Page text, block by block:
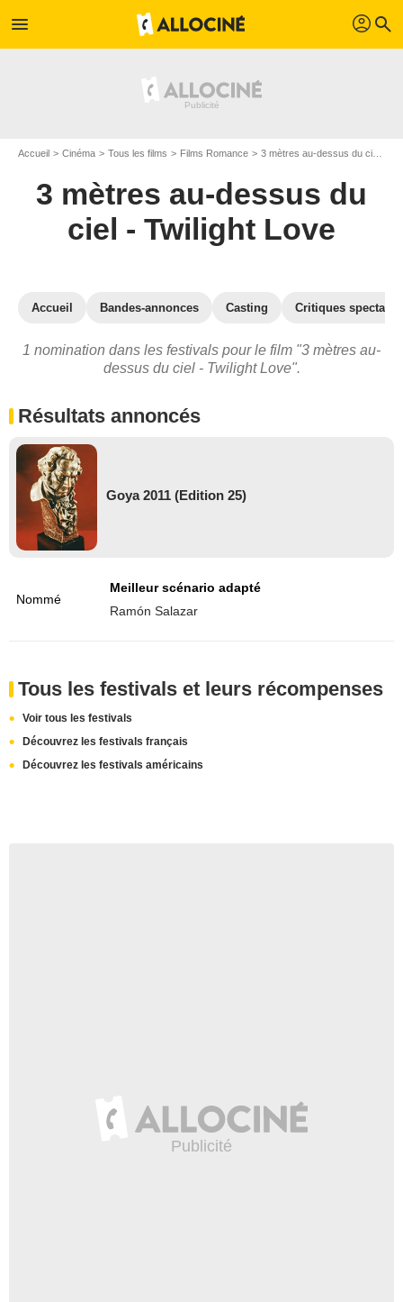
menu profil search
Accueil Cinéma Tous les films Films Romance 3 mètres au-dessus du ciel - Twilight Love
3 mètres au-dessus du
ciel - Twilight Love
Accueil Bandes-annonces Casting Critiques
1 nomination dans les festivals pour le film "3 mètres au-
dessus du ciel - Twilight Love".
Résultats annoncés
Goya 2011 (Edition 25)
Nommé
Meilleur scénario adapté
Ramón Salazar
Tous les festivals et leurs récompenses
Voir tous les festivals
Découvrez les festivals français
Découvrez les festivals américains